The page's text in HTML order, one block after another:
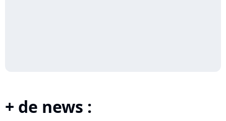
+ de news :